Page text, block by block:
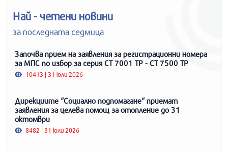
Най - четени новини
за последната седмица
Започва прием на заявления за регистрационни номера
за МПС по избор за серия СТ 7001 ТР - СТ 7500 ТР
10413 | 31 юли 2026
Дирекциите “Социално подпомагане“ приемат
заявления за целева помощ за отопление до 31
октомври
8482 | 31 юли 2026